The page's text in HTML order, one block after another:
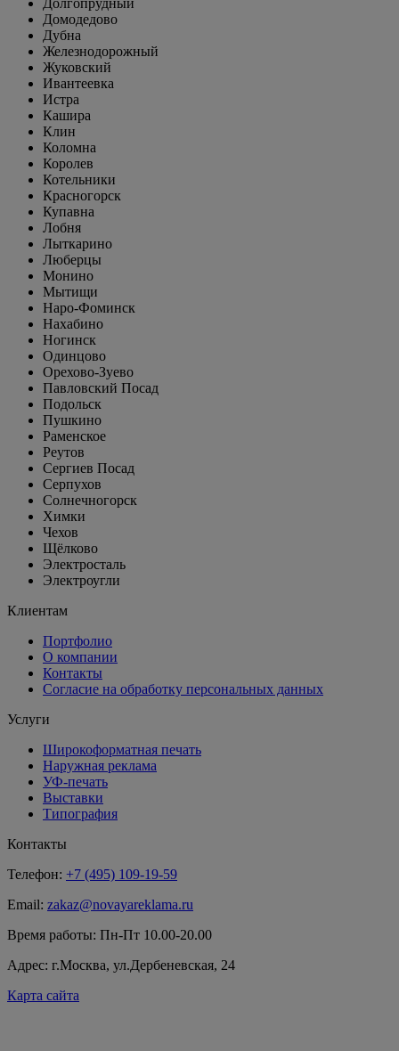
Долгопрудный
Домодедово
Дубна
Железнодорожный
Жуковский
Ивантеевка
Истра
Кашира
Клин
Коломна
Королев
Котельники
Красногорск
Купавна
Лобня
Лыткарино
Люберцы
Монино
Мытищи
Наро-Фоминск
Нахабино
Ногинск
Одинцово
Орехово-Зуево
Павловский Посад
Подольск
Пушкино
Раменское
Реутов
Сергиев Посад
Серпухов
Солнечногорск
Химки
Чехов
Щёлково
Электросталь
Электроугли
Клиентам
Портфолио
О компании
Контакты
Согласие на обработку персональных данных
Услуги
Широкоформатная печать
Наружная реклама
УФ-печать
Выставки
Типография
Контакты
Телефон: +7 (495) 109-19-59
Email: zakaz@novayareklama.ru
Время работы: Пн-Пт 10.00-20.00
Адрес: г.Москва, ул.Дербеневская, 24
Карта сайта